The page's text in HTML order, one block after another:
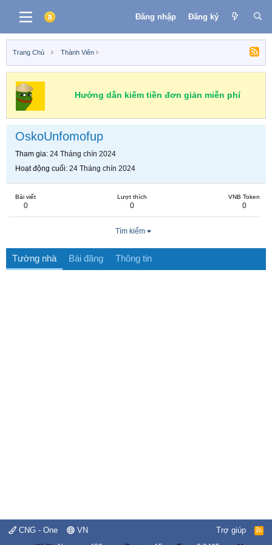
Đăng nhập Đăng ký
Trang Chủ Thành Viên
Hướng dẫn kiếm tiền đơn giản miễn phí
OskoUnfomofup
Tham gia 24 Tháng chín 2024
Hoạt động cuối 24 Tháng chín 2024
Bài viết
0
Lượt thích
0
VNB Token
0
Tìm kiếm
Tường nhà Bài đăng Thông tin
CNG - One VN Trợ giúp
R